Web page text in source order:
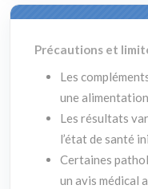
Précautions et
Les
une
Les résultats
l’état de santé
Certaines
un avis médical